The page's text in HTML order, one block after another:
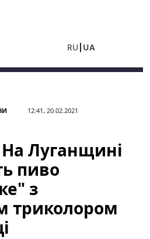
RU UA
12:41, 20.02.2021
На Луганщині
пиво
з
триколором